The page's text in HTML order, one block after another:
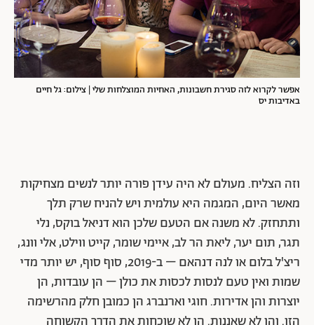
אפשר לקרוא לזה סגירת חשבונות, האחיות המוצלחות שלי | צילום: גל חיים
באדיבות יס
וזה הצליח. מעולם לא היה עידן פורה יותר לנשים מצחיקות
מאשר היום, המגמה היא עולמית ויש להניח שרק תלך
ותתחזק. לא משנה אם הטעם שלכן הוא דניאל בוקס, נלי
תגר, תום יער, ליאת הר לב, איימי שומר, קייט ווילט, אלי וונג,
ריצ'ל בלום או לנה דנהאם – ב-2019, סוף סוף, יש יותר מדי
שמות ואין טעם לנסות לכסות את כולן – הן עובדות, הן
יוצרות והן אדירות. חוגי וארנברג הן כמובן חלק מהרשימה